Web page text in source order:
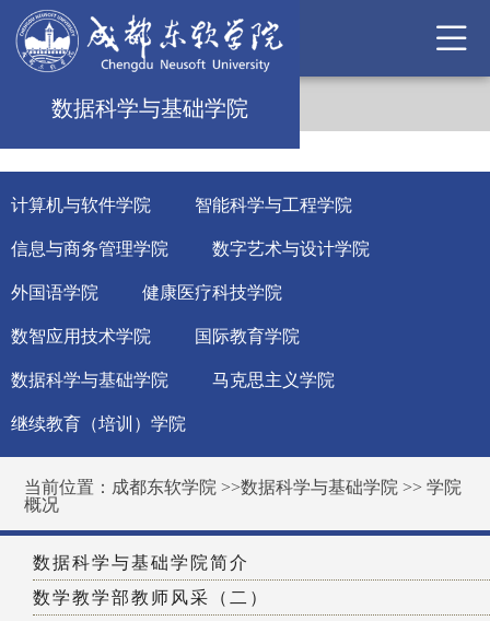
数据科学与基础学院
计算机与软件学院 智能科学与工程学院
信息与商务管理学院 数字艺术与设计学院
外国语学院 健康医疗科技学院
数智应用技术学院 国际教育学院
数据科学与基础学院 马克思主义学院
继续教育（培训）学院
当前位置： 成都东软学院 >>数据科学与基础学院 >>学院
概况
数据科学与基础学院简介
数学教学部教师风采（二）